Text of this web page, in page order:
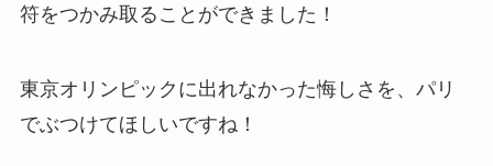
符をつかみ取ることができました！
東京オリンピックに出れなかった悔しさを、パリ
でぶつけてほしいですね！